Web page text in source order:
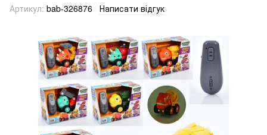
Артикул: bab-326876 Написати відгук